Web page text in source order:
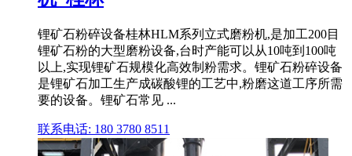
锂矿石粉碎设备桂林HLM系列立式磨粉机,是加工200目
锂矿石粉的大型磨粉设备,台时产能可以从10吨到100吨
以上,实现锂矿石规模化高效制粉需求。锂矿石粉碎设备
是锂矿石加工生产成碳酸锂的工艺中,粉磨这道工序所需
要的设备。锂矿石常见 ...
联系电话: 180 3780 8511